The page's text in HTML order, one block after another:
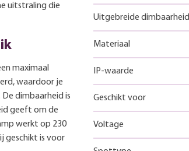
uitstraling die
maximaal
waardoor je
dimbaarheid is
geeft om de
werkt op 230
geschikt is voor
Uitgebreide dimbaarheid
Materiaal
IP-waarde
Geschikt voor
Voltage